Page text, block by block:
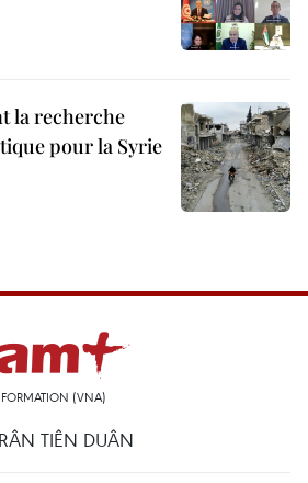
la recherche
pour la Syrie
(VNA)
TIÊN DUÂN